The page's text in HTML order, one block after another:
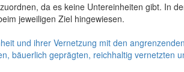
da es keine Untereinheiten gibt. In
jeweiligen Ziel hingewiesen.
und ihrer Vernetzung mit den
bäuerlich geprägten, reichhaltig vernetzten